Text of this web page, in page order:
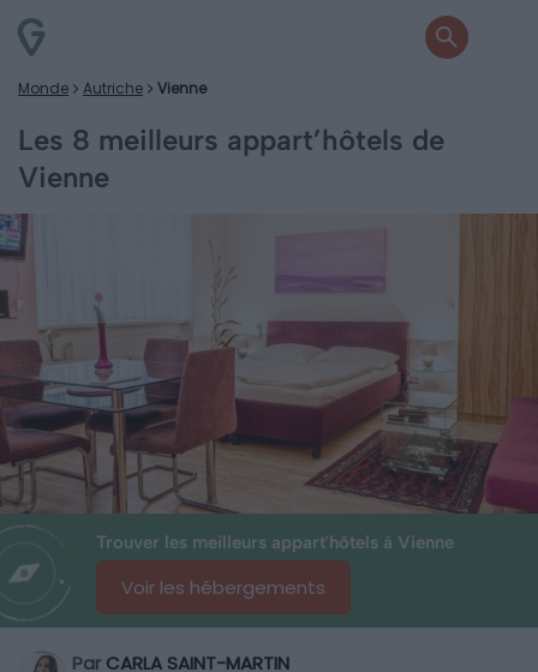
Monde Autriche Vienne
Les 8 meilleurs appart’hôtels de
Vienne
Trouver les meilleurs appart'hôtels à Vienne
Voir les hébergements
Par CARLA SAINT-MARTIN